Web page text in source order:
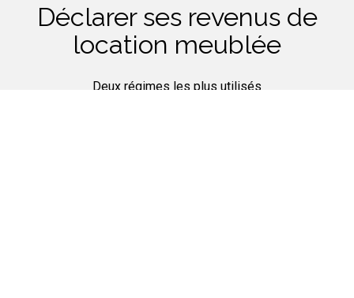
Déclarer ses revenus de
location meublée
Deux régimes les plus utilisés